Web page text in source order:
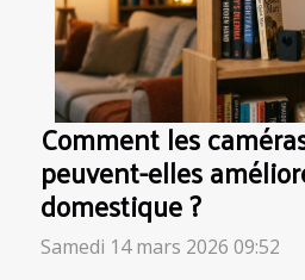
Comment les
peuvent-elles
domestique ?
Samedi 14 mars 2026 09:52